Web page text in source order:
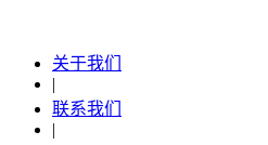
关于我们
|
联系我们
|